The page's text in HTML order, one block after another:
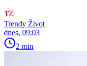
Trendy Život
dnes, 09:03
2 min